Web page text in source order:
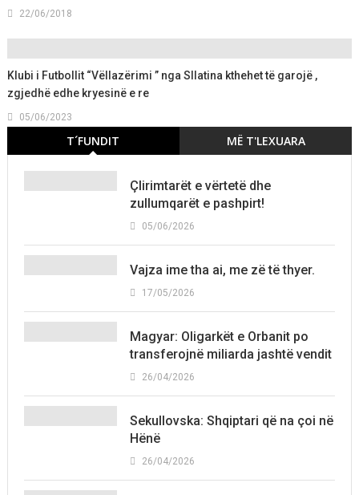
22/06/2018
Klubi i Futbollit “Vëllazërimi ” nga Sllatina kthehet të garojë ,
zgjedhë edhe kryesinë e re
05/06/2023
T´FUNDIT MË T'LEXUARA
Çlirimtarët e vërtetë dhe
zullumqarët e pashpirt!
05/06/2026
Vajza ime tha ai, me zë të thyer.
17/05/2026
Magyar: Oligarkët e Orbanit po
transferojnë miliarda jashtë vendit
26/04/2026
Sekullovska: Shqiptari që na çoi në
Hënë
26/04/2026